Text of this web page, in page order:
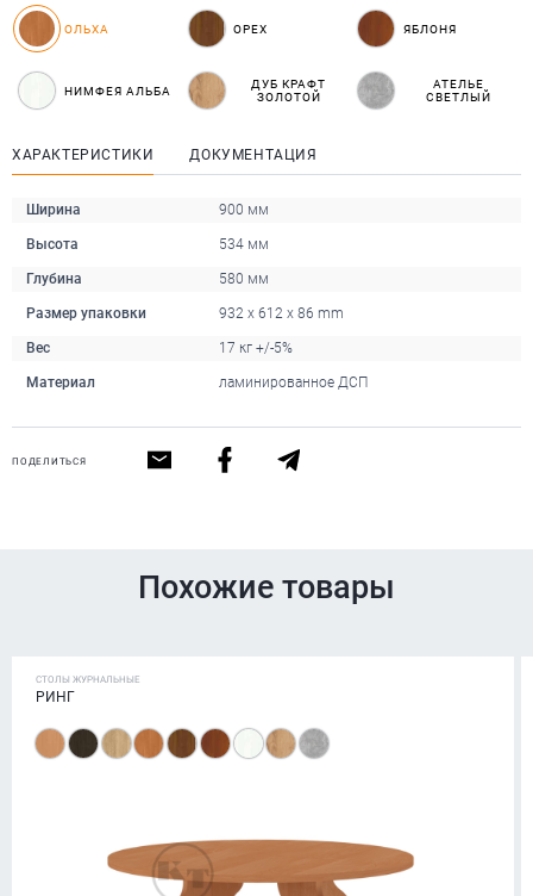
ОЛЬХА ОРЕХ ЯБЛОНЯ
НИМФЕЯ АЛЬБА
ДУБ КРАФТ
ЗОЛОТОЙ
АТЕЛЬЕ
СВЕТЛЫЙ
ХАРАКТЕРИСТИКИ ДОКУМЕНТАЦИЯ
Ширина 900 мм
Высота 534 мм
Глубина 580 мм
Размер упаковки 932 x 612 x 86 mm
Вес 17 кг +/-5%
Материал ламинированное ДСП
ПОДЕЛИТЬСЯ
Похожие товары
СТОЛЫ ЖУРНАЛЬНЫЕ
РИНГ